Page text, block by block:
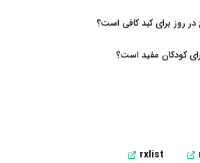
در روز برای کبد کافی است؟
کودکان مفید است؟
rxlist